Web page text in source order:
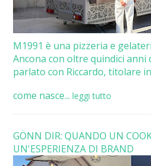
M1991 è una pizzeria e
Ancona con oltre quindici anni
parlato con Riccardo, titolare
come nasce... leggi tutto
GÖNN DIR: QUANDO UN
UN'ESPERIENZA DI BRAND